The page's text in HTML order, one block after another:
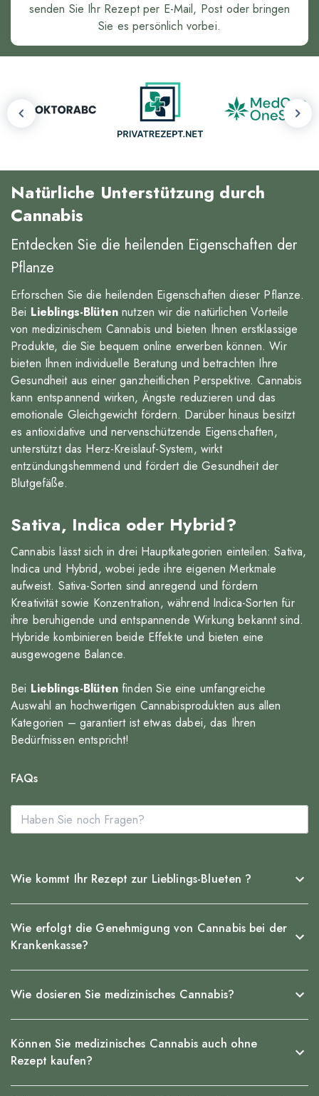
senden Sie Ihr Rezept per E-Mail, Post oder bringen
Sie es persönlich vorbei.
Natürliche Unterstützung durch
Cannabis
Entdecken Sie die heilenden Eigenschaften der
Pflanze
Erforschen Sie die heilenden Eigenschaften dieser Pflanze.
Bei Lieblings-Blüten nutzen wir die natürlichen Vorteile
von medizinischem Cannabis und bieten Ihnen erstklassige
Produkte, die Sie bequem online erwerben können. Wir
bieten Ihnen individuelle Beratung und betrachten Ihre
Gesundheit aus einer ganzheitlichen Perspektive. Cannabis
kann entspannend wirken, Ängste reduzieren und das
emotionale Gleichgewicht fördern. Darüber hinaus besitzt
es antioxidative und nervenschützende Eigenschaften,
unterstützt das Herz-Kreislauf-System, wirkt
entzündungshemmend und fördert die Gesundheit der
Blutgefäße.
Sativa, Indica oder Hybrid?
Cannabis lässt sich in drei Hauptkategorien einteilen: Sativa,
Indica und Hybrid, wobei jede ihre eigenen Merkmale
aufweist. Sativa-Sorten sind anregend und fördern
Kreativität sowie Konzentration, während Indica-Sorten für
ihre beruhigende und entspannende Wirkung bekannt sind.
Hybride kombinieren beide Effekte und bieten eine
ausgewogene Balance.
Bei Lieblings-Blüten finden Sie eine umfangreiche
Auswahl an hochwertigen Cannabisprodukten aus allen
Kategorien – garantiert ist etwas dabei, das Ihren
Bedürfnissen entspricht!
FAQs
Wie kommt Ihr Rezept zur Lieblings-Blueten ?
Wie erfolgt die Genehmigung von Cannabis bei der
Krankenkasse?
Wie dosieren Sie medizinisches Cannabis?
Können Sie medizinisches Cannabis auch ohne
Rezept kaufen?